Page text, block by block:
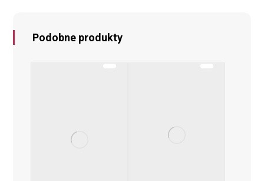
Podobne produkty